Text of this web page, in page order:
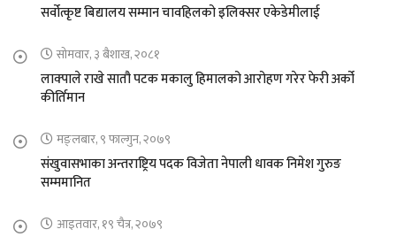
सर्वोत्कृष्ट बिद्यालय सम्मान चावहिलको इलिक्सर एकेडेमीलाई
सोमवार, ३ बैशाख, २०८१
लाक्पाले राखे सातौ पटक मकालु हिमालको आरोहण गरेर फेरी अर्को
कीर्तिमान
मङ्लबार, ९ फाल्गुन, २०७९
संखुवासभाका अन्तराष्ट्रिय पदक विजेता नेपाली धावक निमेश गुरुङ
सम्ममानित
आइतवार, १९ चैत्र, २०७९